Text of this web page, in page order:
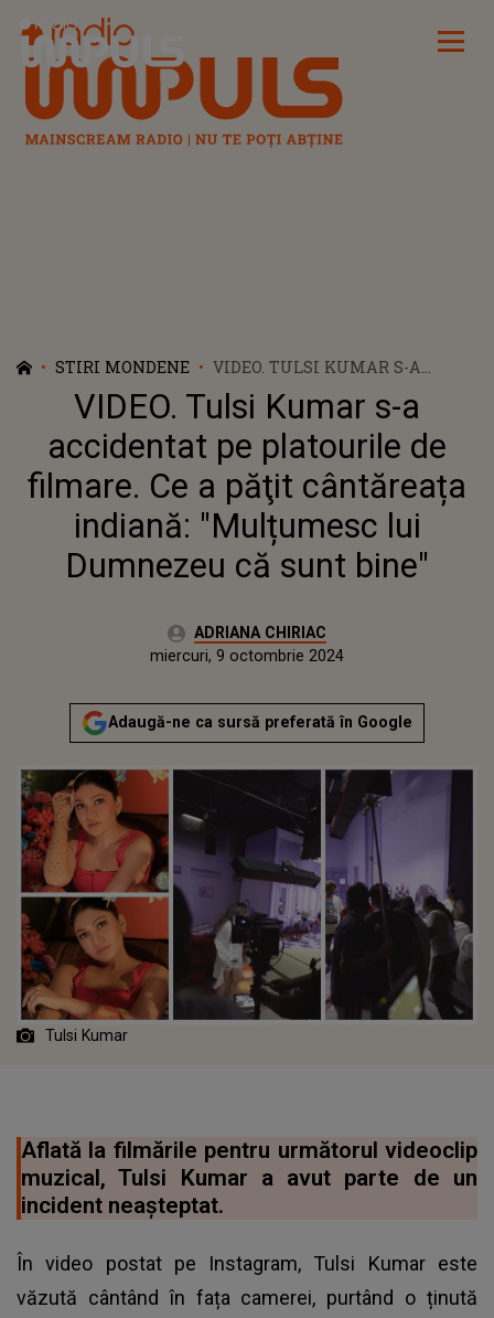
Radio Impuls
STIRI MONDENE
VIDEO. TULSI KUMAR S-A
ACCIDENTAT PE PLATOURILE DE
FILMARE. CE A PĂŢIT
CÂNTĂREAȚA INDIANĂ:
"MULȚUMESC LUI DUMNEZEU
CĂ SUNT BINE"
VIDEO. Tulsi Kumar s-a
accidentat pe platourile de
filmare. Ce a păţit cântăreața
indiană: "Mulțumesc lui
Dumnezeu că sunt bine"
Autor:ADRIANA CHIRIAC
miercuri, 9 octombrie 2024
Actualizat:
miercuri, 9 octombrie 2024
Adaugă-ne ca sursă preferată în Google
Tulsi Kumar
Aflată la filmările pentru următorul videoclip
muzical, Tulsi Kumar a avut parte de un
incident neașteptat.
În video postat pe Instagram, Tulsi Kumar este
văzută cântând în fața camerei, purtând o ținută